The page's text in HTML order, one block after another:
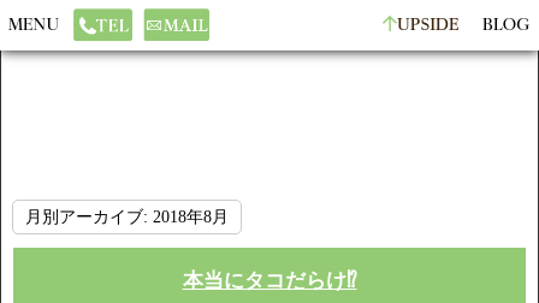
月別アーカイブ: 2018年8月
本当にタコだらけ⁉️